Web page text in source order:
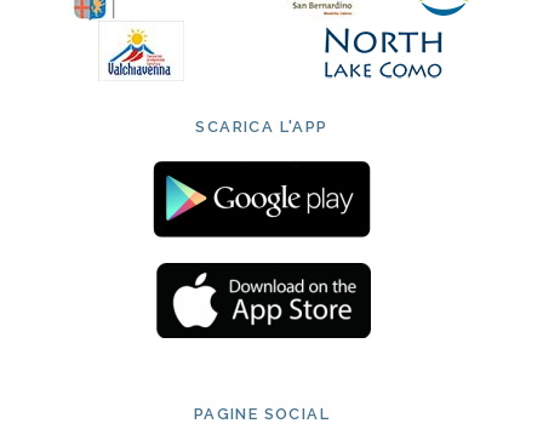
SCARICA L'APP
PAGINE SOCIAL